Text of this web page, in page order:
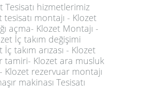
Tesisatı hizmetlerimiz
tesisatı montajı - Klozet
açma- Klozet Montajı -
İç takım değişimi
İç takım arızası - Klozet
tamiri- Klozet ara musluk
Klozet rezervuar montajı
makinası Tesisatı